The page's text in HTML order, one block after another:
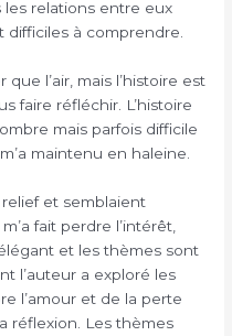
les relations entre eux
à comprendre.
l’air, mais l’histoire est
faire réfléchir. L’histoire
mais parfois difficile
maintenu en haleine.
et semblaient
fait perdre l’intérêt,
et les thèmes sont
l’auteur a exploré les
l’amour et de la perte
réflexion. Les thèmes